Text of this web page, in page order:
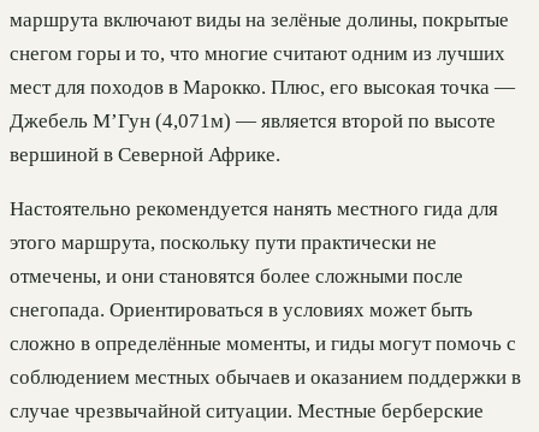
маршрута включают виды на зелёные долины, покрытые
снегом горы и то, что многие считают одним из лучших
мест для походов в Марокко. Плюс, его высокая точка —
Джебель М’Гун (4,071м) — является второй по высоте
вершиной в Северной Африке.
Настоятельно рекомендуется нанять местного гида для
этого маршрута, поскольку пути практически не
отмечены, и они становятся более сложными после
снегопада. Ориентироваться в условиях может быть
сложно в определённые моменты, и гиды могут помочь с
соблюдением местных обычаев и оказанием поддержки в
случае чрезвычайной ситуации. Местные берберские